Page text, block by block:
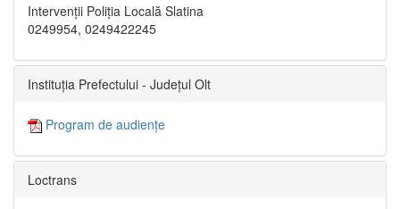
Intervenții Poliția Locală Slatina
0249954, 0249422245
Instituția Prefectului - Județul Olt
Program de audiențe
Loctrans